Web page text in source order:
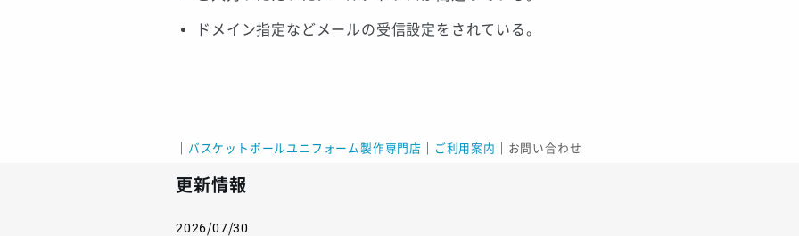
ドメイン指定などメールの受信設定をされている。
バスケットボールユニフォーム製作専門店 ご利用案内 お問い合わせ
更新情報
2026/07/30